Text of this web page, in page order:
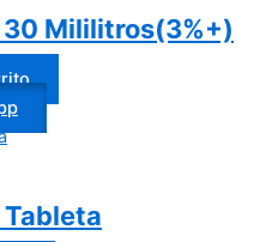
Mililitros(3%+)
Tableta